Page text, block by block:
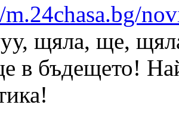
щяла, ще,
в бъдещето!